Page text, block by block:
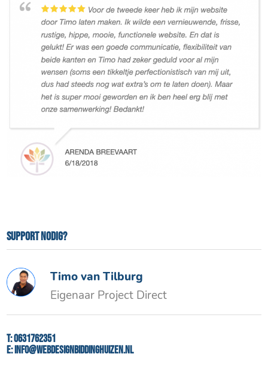
Support nodig?
Timo van Tilburg
Eigenaar Project Direct
T:0631762351
E:info@webdesignbiddinghuizen.nl